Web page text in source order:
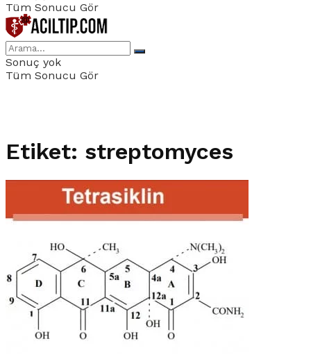
Tüm Sonucu Gör
Sonuç yok
Tüm Sonucu Gör
Etiket: streptomyces